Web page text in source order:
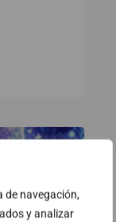
de navegación,
y analizar